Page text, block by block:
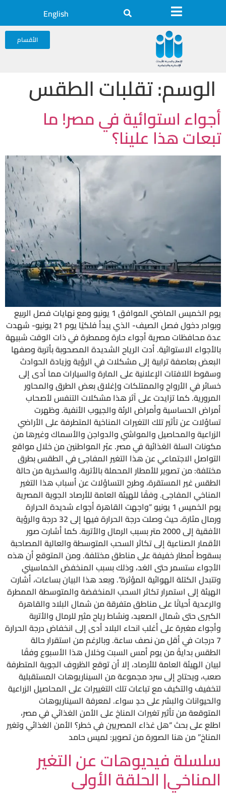
English
الأقسام
الوسم:تقلبات الطقس
أجواء استوائية في مصر! ما
تبعات هذا علينا؟
يوم الخميس الماضي الموافق 1 يونيو ومع نهايات فصل الربيع
وبوادر دخول فصل الصيف- الذي يبدأ فلكيًا يوم 21 يونيو- شهدت
عدة محافظات مصرية أجواء حارة وممطرة في ذات الوقت شبيهة
بالأجواء الاستوائية. أدت الرياح الشديدة المصحوبة بأتربة وصفها
البعض بعاصفة ترابية إلى مشكلات في الرؤية وزيادة الحوادث
وسقوط اللافتات الإعلانية على المارة والسيارات مما أدى إلى
خسائر في الأرواح والممتلكات وإغلاق بعض الطرق والمحاور
المرورية. كما تزايدت على آثر هذا مشكلات التنفس لأصحاب
أمراض الحساسية وأمراض الرئة والجيوب الأنفية. وظهرت
تساؤلات عن تأثير تلك التغيرات المناخية المتطرفة على الأراضي
الزراعية والمحاصيل والمواشي والدواجن والأسماك وغيرها من
مكونات السلة الغذائية في مصر. عبّر المواطنين من خلال مواقع
التواصل الاجتماعي عن هذا التغير المفاجئ في الطقس بطرق
مختلفة: من تصوير للأمطار المحملة بالأتربة، والسخرية من حالة
الطقس غير المستقرة، وطرح التساؤلات عن أسباب هذا التغير
المناخي المفاجئ. وفقًا للهيئة العامة للأرصاد الجوية المصرية
يوم الخميس 1 يونيو “واجهت القاهرة ️أجواء شديدة الحرارة
ورمال مثارة، حيث وصلت درجة الحرارة فيها إلى 32 درجة والرؤية
الأفقية إلى 2000 متر بسبب الرمال والأتربة. كما أشارت صور
الأقمار الصناعية إلى تكاثر السحب المتوسطة والعالية المصاحبة
بسقوط أمطار خفيفة على مناطق مختلفة. ومن المتوقع أن هذه
الأجواء ستسمر حتى الغد، وذلك بسبب المنخفض الخماسيني
وتتبدل الكتلة الهوائية المؤثرة”. وبعد هذا البيان بساعات، أشارت
الهيئة إلى استمرار تكاثر السحب المنخفضة والمتوسطة الممطرة
والرعدية أحيانًا على مناطق متفرقة من شمال البلاد والقاهرة
الكبرى حتى شمال الصعيد، ونشاط رياح مثير للرمال والأتربة
وأجواء مغبرة على أغلب انحاء البلاد أدى إلى انخفاض درجة الحرارة
7 درجات في أقل من نصف ساعة. وبالرغم من استقرار حالة
الطقس بدايةً من يوم أمس السبت وخلال هذا الأسبوع وفقًا
لبيان الهيئة العامة للأرصاد، إلا أن توقع الظروف الجوية المتطرفة
صعب، ويحتاج إلى سرد مجموعة من السيناريوهات المستقبلية
لتخفيف والتكيف مع تباعات تلك التغييرات على المحاصيل الزراعية
والحيوانات والبشر على حدٍ سواء. لمعرفة السيناريوهات
المتوقعة من تأثير تغيرات المناخ على الأمن الغذائي في مصر،
اطلع على بحث “هل غذاء المصريين في خطر؟ الأمن الغذائي وتغير
المناخ” من هنا الصورة من تصوير: لميس حامد
سلسلة فيديوهات عن التغير
المناخي| الحلقة الأولى